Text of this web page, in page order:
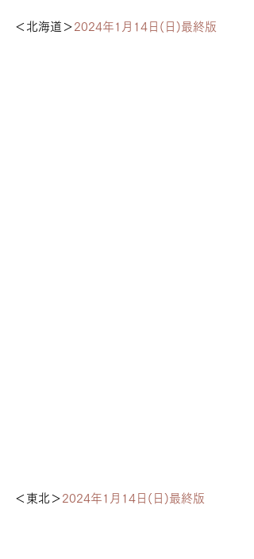
＜北海道＞ 2024年1月14日(日)最終版
＜東北＞ 2024年1月14日(日)最終版